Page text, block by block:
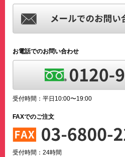
お電話でのお問い合わせ
受付時間：平日10:00〜19:00
FAXでのご注文
受付時間：24時間